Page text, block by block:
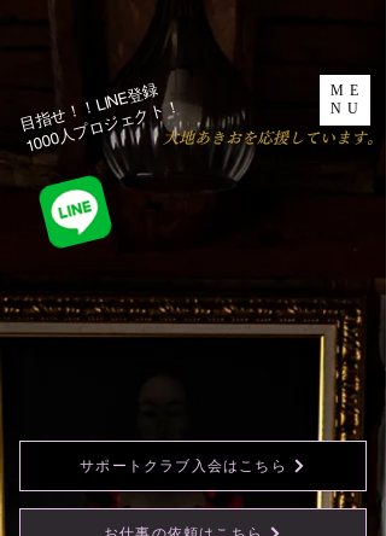
ME
NU
​大地あきおを応援しています。
目指せ！！LINE登録
1000人プロジェクト！​
お仕事の依頼はこちら
サポートクラブ入会はこちら